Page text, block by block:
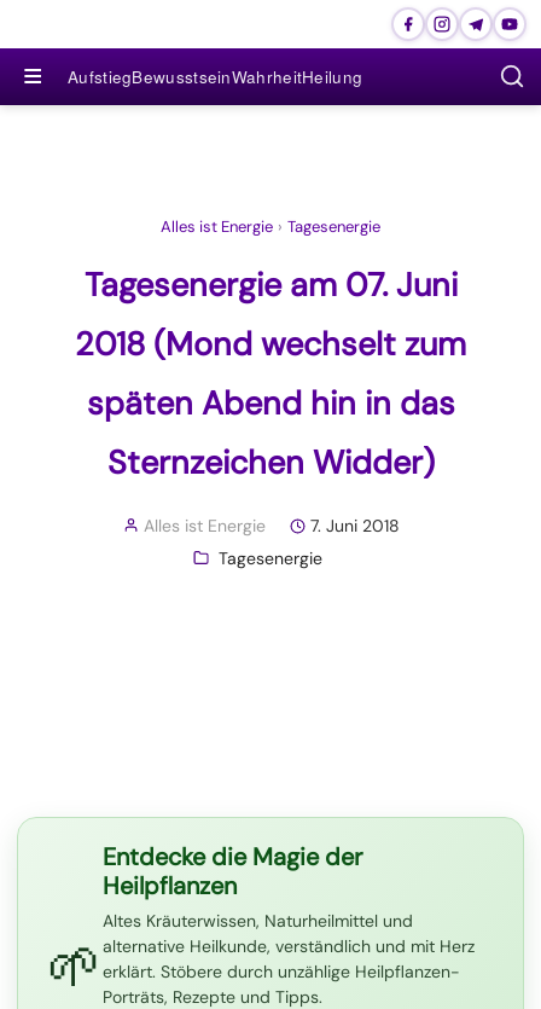
≡ AufstiegBewusstseinWahrheitHeilung
Alles ist Energie › Tagesenergie
Tagesenergie am 07. Juni
2018 (Mond wechselt zum
späten Abend hin in das
Sternzeichen Widder)
Alles ist Energie
7. Juni 2018
Tagesenergie
🌱
Entdecke die Magie der
Heilpflanzen
Altes Kräuterwissen, Naturheilmittel und
alternative Heilkunde, verständlich und mit Herz
erklärt. Stöbere durch unzählige Heilpflanzen-
Porträts, Rezepte und Tipps.